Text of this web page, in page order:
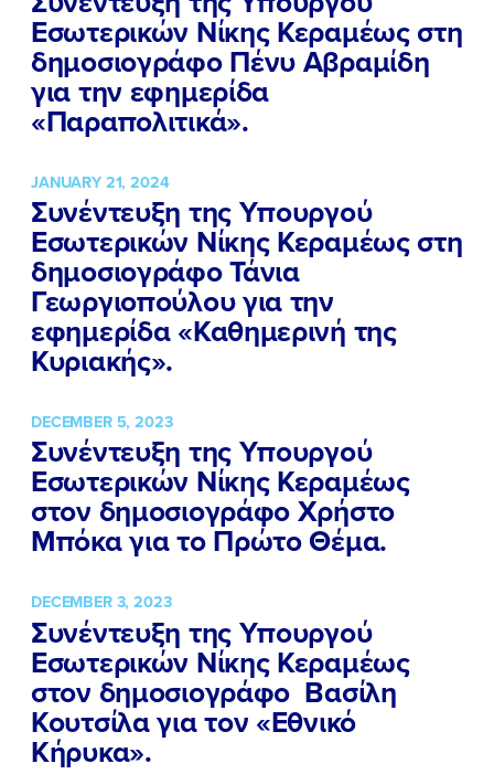
Εσωτερικών Νίκης Κεραμέως στη
δημοσιογράφο Πένυ Αβραμίδη
για την εφημερίδα
«Παραπολιτικά».
JANUARY 21, 2024
Συνέντευξη της Υπουργού
Εσωτερικών Νίκης Κεραμέως στη
δημοσιογράφο Τάνια
Γεωργιοπούλου για την
εφημερίδα «Καθημερινή της
Κυριακής».
DECEMBER 5, 2023
Συνέντευξη της Υπουργού
Εσωτερικών Νίκης Κεραμέως
στον δημοσιογράφο Χρήστο
Μπόκα για το Πρώτο Θέμα.
DECEMBER 3, 2023
Συνέντευξη της Υπουργού
Εσωτερικών Νίκης Κεραμέως
στον δημοσιογράφο Βασίλη
Κουτσίλα για τον «Εθνικό
Κήρυκα».